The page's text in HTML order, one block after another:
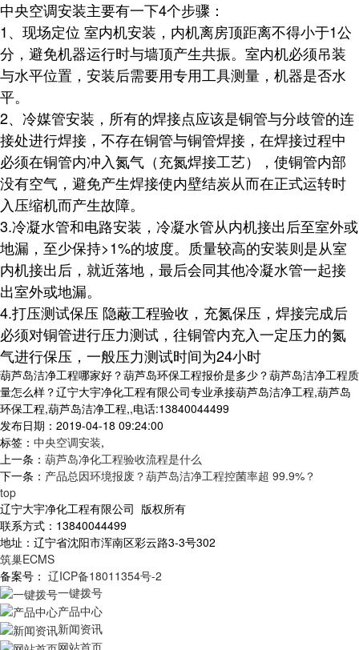
中央空调安装主要有一下4个步骤：
1、现场定位 室内机安装，内机离房顶距离不得小于1公
分，避免机器运行时与墙顶产生共振。室内机必须吊装
与水平位置，安装后需要用专用工具测量，机器是否水
平。
2、冷媒管安装，所有的焊接点应该是铜管与分歧管的连
接处进行焊接，不存在铜管与铜管焊接，在焊接过程中
必须在铜管内冲入氮气（充氮焊接工艺），使铜管内部
没有空气，避免产生焊接使内壁结炭从而在正式运转时
入压缩机而产生故障。
3.冷凝水管和电路安装，冷凝水管从内机接出后至室外或
地漏，至少保持>1%的坡度。质量较高的安装则是从室
内机接出后，就近落地，最后会同其他冷凝水管一起接
出室外或地漏。
4.打压测试保压 隐蔽工程验收，充氮保压，焊接完成后
必须对铜管进行压力测试，往铜管内充入一定压力的氮
气进行保压，一般压力测试时间为24小时
葫芦岛洁净工程哪家好？葫芦岛环保工程报价是多少？葫芦岛洁净工程质
量怎么样？辽宁大宇净化工程有限公司专业承接葫芦岛洁净工程,葫芦岛
环保工程,葫芦岛洁净工程,,电话:13840044499
发布日期：2019-04-18 09:24:00
标签： 中央空调安装,
上一条： 葫芦岛净化工程验收流程是什么
下一条： 产品总因环境报废？葫芦岛洁净工程控菌率超 99.9%？
top
辽宁大宇净化工程有限公司 版权所有
联系方式：13840044499
地址：辽宁省沈阳市浑南区彩云路3-3号302
筑巢ECMS
备案号： 辽ICP备18011354号-2
一键拨号
产品中心
新闻资讯